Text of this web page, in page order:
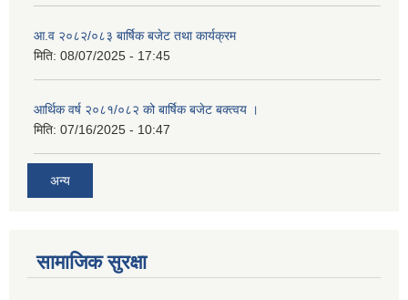
आ.व २०८२/०८३ बार्षिक बजेट तथा कार्यक्रम
मिति: 08/07/2025 - 17:45
आर्थिक वर्ष २०८१/०८२ को बार्षिक बजेट बक्त्वय ।
मिति: 07/16/2025 - 10:47
अन्य
सामाजिक सुरक्षा